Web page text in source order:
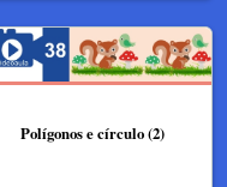
Polígonos e círculo (2)